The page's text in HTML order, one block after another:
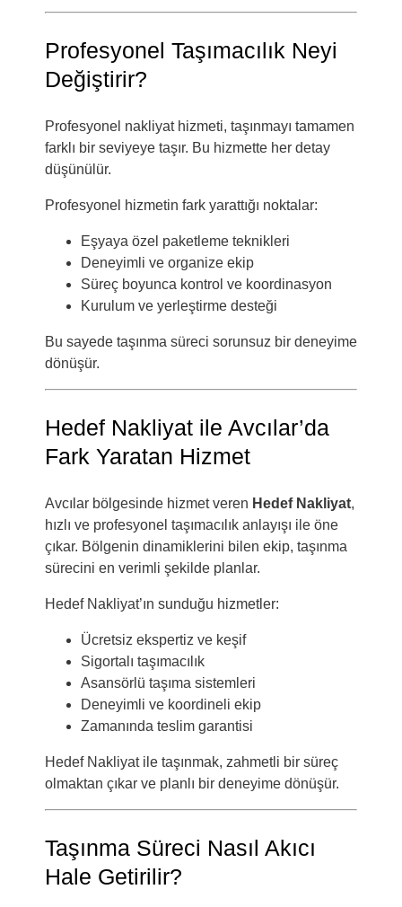
Profesyonel Taşımacılık Neyi
Değiştirir?
Profesyonel nakliyat hizmeti, taşınmayı tamamen
farklı bir seviyeye taşır. Bu hizmette her detay
düşünülür.
Profesyonel hizmetin fark yarattığı noktalar:
Eşyaya özel paketleme teknikleri
Deneyimli ve organize ekip
Süreç boyunca kontrol ve koordinasyon
Kurulum ve yerleştirme desteği
Bu sayede taşınma süreci sorunsuz bir deneyime
dönüşür.
Hedef Nakliyat ile Avcılar’da
Fark Yaratan Hizmet
Avcılar bölgesinde hizmet veren Hedef Nakliyat,
hızlı ve profesyonel taşımacılık anlayışı ile öne
çıkar. Bölgenin dinamiklerini bilen ekip, taşınma
sürecini en verimli şekilde planlar.
Hedef Nakliyat’ın sunduğu hizmetler:
Ücretsiz ekspertiz ve keşif
Sigortalı taşımacılık
Asansörlü taşıma sistemleri
Deneyimli ve koordineli ekip
Zamanında teslim garantisi
Hedef Nakliyat ile taşınmak, zahmetli bir süreç
olmaktan çıkar ve planlı bir deneyime dönüşür.
Taşınma Süreci Nasıl Akıcı
Hale Getirilir?